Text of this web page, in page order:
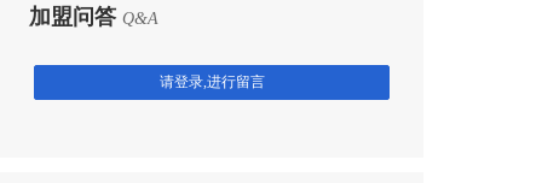
加盟问答 Q&A
请登录,进行留言